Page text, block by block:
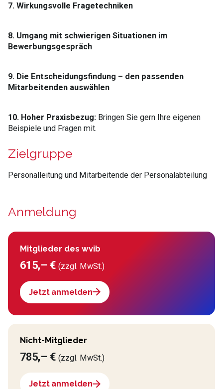
7. Wirkungsvolle Fragetechniken
8. Umgang mit schwierigen Situationen im
Bewerbungsgespräch
9. Die Entscheidungsfindung – den passenden
Mitarbeitenden auswählen
10. Hoher Praxisbezug: Bringen Sie gern Ihre eigenen
Beispiele und Fragen mit.
Zielgruppe
Personalleitung und Mitarbeitende der Personalabteilung
Anmeldung
Mitglieder des wvib
615,– €(zzgl. MwSt.)
Jetzt anmelden
Nicht-Mitglieder
785,– €(zzgl. MwSt.)
Jetzt anmelden